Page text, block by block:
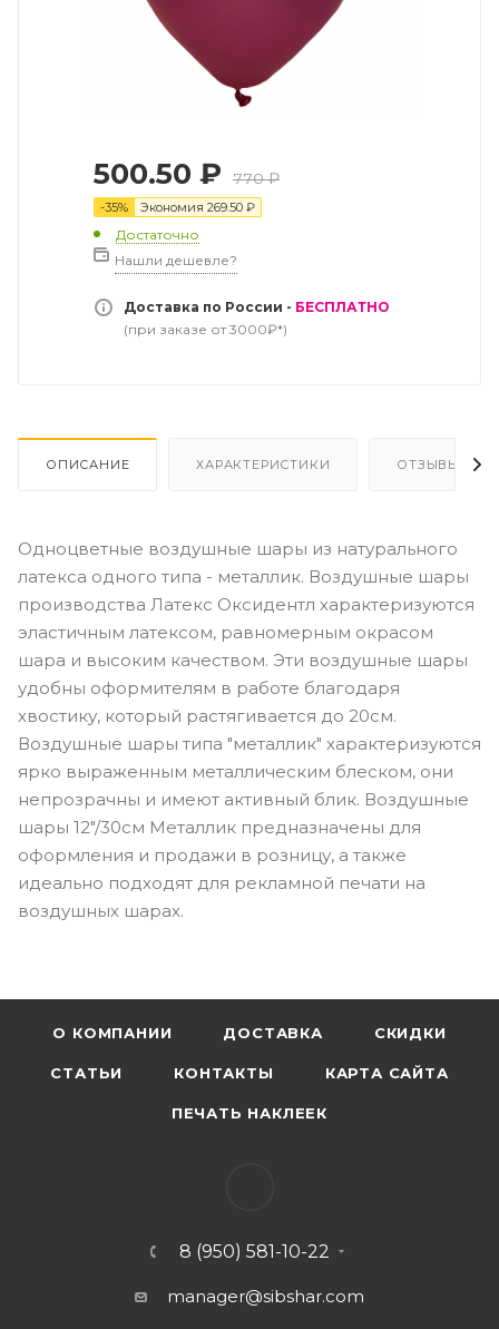
500.50 ₽ 770₽
-35% Экономия 269.50 ₽
Достаточно
Нашли дешевле?
Доставка по России - БЕСПЛАТНО
(при заказе от 3000₽*)
ОПИСАНИЕ ХАРАКТЕРИСТИКИ ОТЗЫВЫ
Одноцветные воздушные шары из натурального
латекса одного типа - металлик. Воздушные шары
производства Латекс Оксидентл характеризуются
эластичным латексом, равномерным окрасом
шара и высоким качеством. Эти воздушные шары
удобны оформителям в работе благодаря
хвостику, который растягивается до 20см.
Воздушные шары типа "металлик" характеризуются
ярко выраженным металлическим блеском, они
непрозрачны и имеют активный блик. Воздушные
шары 12"/30см Металлик предназначены для
оформления и продажи в розницу, а также
идеально подходят для рекламной печати на
воздушных шарах.
О КОМПАНИИ ДОСТАВКА СКИДКИ
СТАТЬИ КОНТАКТЫ КАРТА САЙТА
ПЕЧАТЬ НАКЛЕЕК
8 (950) 581-10-22
manager@sibshar.com